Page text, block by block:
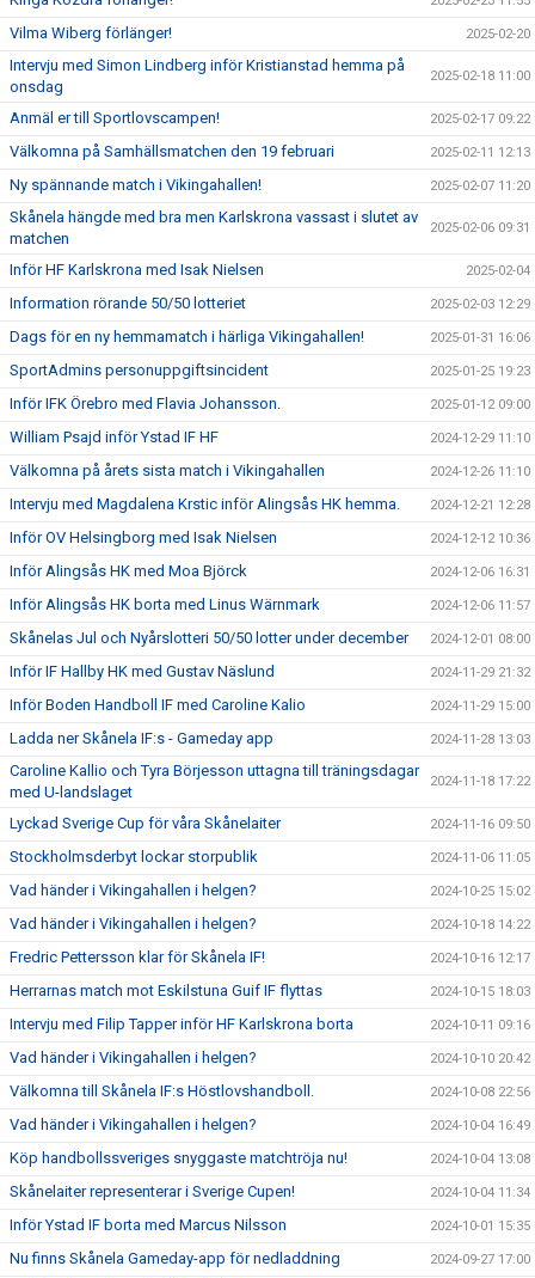
Vilma Wiberg förlänger! 2025-02-20
Intervju med Simon Lindberg inför Kristianstad hemma på
onsdag
2025-02-18 11:00
Anmäl er till Sportlovscampen! 2025-02-17 09:22
Välkomna på Samhällsmatchen den 19 februari 2025-02-11 12:13
Ny spännande match i Vikingahallen! 2025-02-07 11:20
Skånela hängde med bra men Karlskrona vassast i slutet av
matchen
2025-02-06 09:31
Inför HF Karlskrona med Isak Nielsen 2025-02-04
Information rörande 50/50 lotteriet 2025-02-03 12:29
Dags för en ny hemmamatch i härliga Vikingahallen! 2025-01-31 16:06
SportAdmins personuppgiftsincident 2025-01-25 19:23
Inför IFK Örebro med Flavia Johansson. 2025-01-12 09:00
William Psajd inför Ystad IF HF 2024-12-29 11:10
Välkomna på årets sista match i Vikingahallen 2024-12-26 11:10
Intervju med Magdalena Krstic inför Alingsås HK hemma. 2024-12-21 12:28
Inför OV Helsingborg med Isak Nielsen 2024-12-12 10:36
Inför Alingsås HK med Moa Björck 2024-12-06 16:31
Inför Alingsås HK borta med Linus Wärnmark 2024-12-06 11:57
Skånelas Jul och Nyårslotteri 50/50 lotter under december 2024-12-01 08:00
Inför IF Hallby HK med Gustav Näslund 2024-11-29 21:32
Inför Boden Handboll IF med Caroline Kalio 2024-11-29 15:00
Ladda ner Skånela IF:s - Gameday app 2024-11-28 13:03
Caroline Kallio och Tyra Börjesson uttagna till träningsdagar
med U-landslaget
2024-11-18 17:22
Lyckad Sverige Cup för våra Skånelaiter 2024-11-16 09:50
Stockholmsderbyt lockar storpublik 2024-11-06 11:05
Vad händer i Vikingahallen i helgen? 2024-10-25 15:02
Vad händer i Vikingahallen i helgen? 2024-10-18 14:22
Fredric Pettersson klar för Skånela IF! 2024-10-16 12:17
Herrarnas match mot Eskilstuna Guif IF flyttas 2024-10-15 18:03
Intervju med Filip Tapper inför HF Karlskrona borta 2024-10-11 09:16
Vad händer i Vikingahallen i helgen? 2024-10-10 20:42
Välkomna till Skånela IF:s Höstlovshandboll. 2024-10-08 22:56
Vad händer i Vikingahallen i helgen? 2024-10-04 16:49
Köp handbollssveriges snyggaste matchtröja nu! 2024-10-04 13:08
Skånelaiter representerar i Sverige Cupen! 2024-10-04 11:34
Inför Ystad IF borta med Marcus Nilsson 2024-10-01 15:35
Nu finns Skånela Gameday-app för nedladdning 2024-09-27 17:00